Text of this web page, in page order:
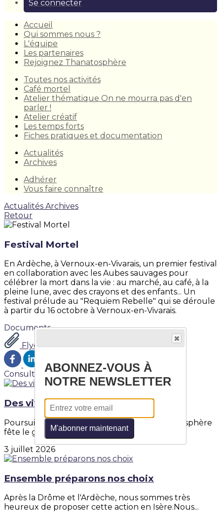
Se connecter
Accueil
Qui sommes nous ?
L'équipe
Les partenaires
Rejoignez Thanatosphère
Toutes nos activités
Café mortel
Atelier thématique On ne mourra pas d'en
parler !
Atelier créatif
Les temps forts
Fiches pratiques et documentation
Actualités
Archives
Adhérer
Vous faire connaître
Actualités Archives
Retour
Festival Mortel
En Ardèche, à Vernoux-en-Vivarais, un premier festival
en collaboration avec les Aubes sauvages pour
célébrer la mort dans la vie : au marché, au café, à la
pleine lune, avec des crayons et des enfants... Un
festival prélude au "Requiem Rebelle" qui se déroule
à partir du 16 octobre à Vernoux-en-Vivarais.
Documents
Flyer festival mortel Vernoux.pdf
Consultez également
Des vivant.e.s et des mort.e.s
Poursuivez ici selon votre inspiration...Thanatosphère
fête le grand final de Des vivant.e.s et...
3 juillet 2026
Ensemble préparons nos choix
Après la Drôme et l'Ardèche, nous sommes très
heureux de proposer cette action en Isère.Nous...
ABONNEZ-VOUS À
NOTRE NEWSLETTER
M'abonner maintenant